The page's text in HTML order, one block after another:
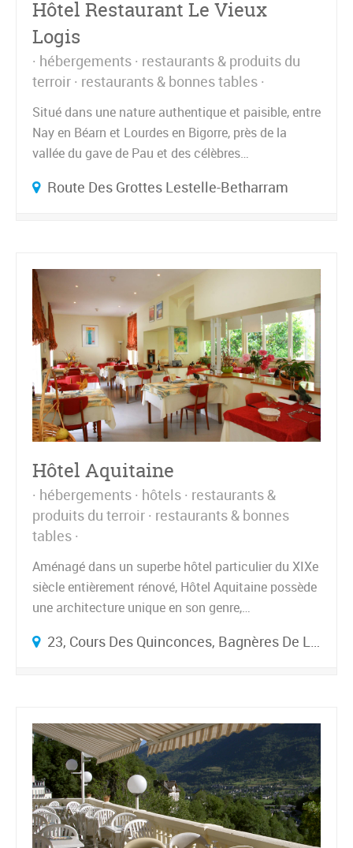
Hôtel Restaurant Le Vieux
Logis
hébergements restaurants & produits du
terroir restaurants & bonnes tables
Situé dans une nature authentique et paisible, entre
Nay en Béarn et Lourdes en Bigorre, près de la
vallée du gave de Pau et des célèbres…
Route Des Grottes Lestelle-Betharram
Hôtel Aquitaine
hébergements hôtels restaurants &
produits du terroir restaurants & bonnes
tables
Aménagé dans un superbe hôtel particulier du XIXe
siècle entièrement rénové, Hôtel Aquitaine possède
une architecture unique en son genre,…
23, Cours Des Quinconces, Bagnères De Luchon, France